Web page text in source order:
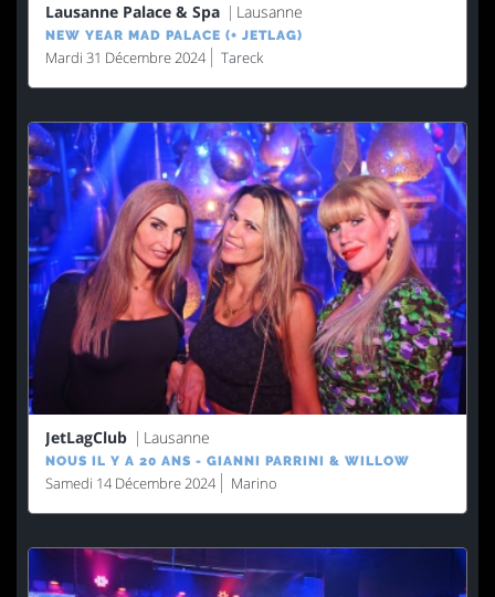
Lausanne Palace & Spa Lausanne
NEW YEAR MAD PALACE (+ JETLAG)
Mardi 31 Décembre 2024 Tareck
JetLagClub Lausanne
NOUS IL Y A 20 ANS - GIANNI PARRINI & WILLOW
Samedi 14 Décembre 2024 Marino